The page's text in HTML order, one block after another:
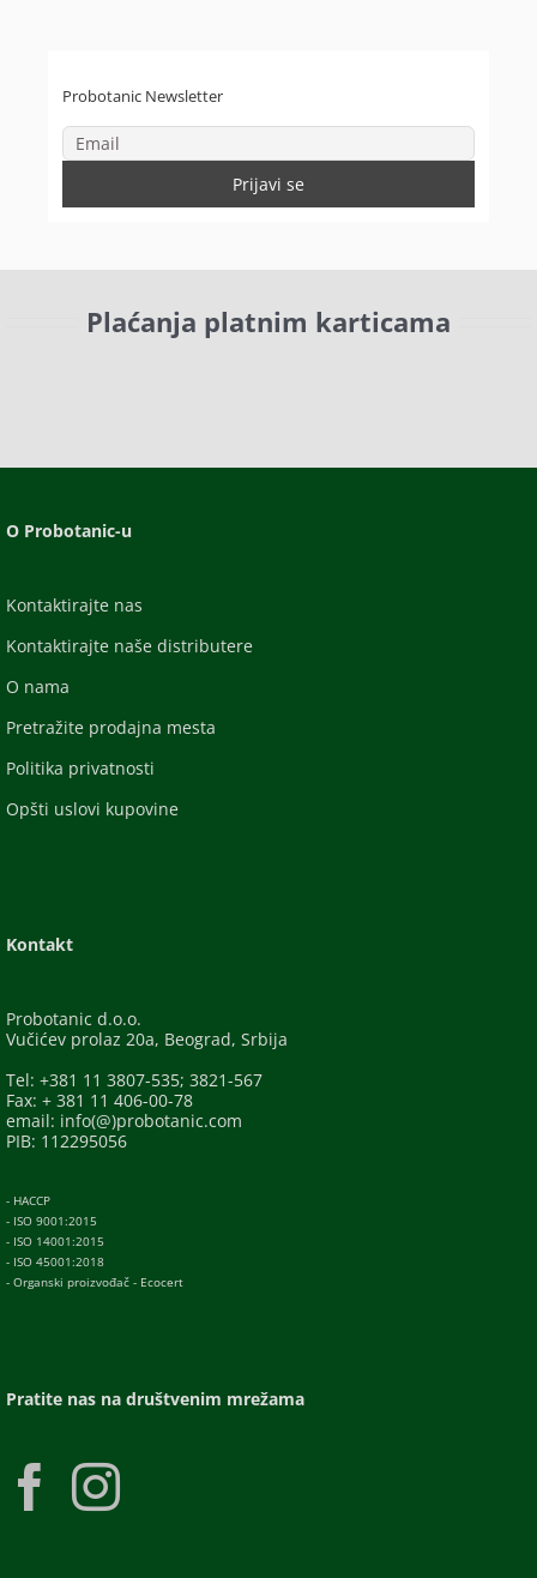
Probotanic Newsletter
Plaćanja platnim karticama
O Probotanic-u
Kontaktirajte nas
Kontaktirajte naše distributere
O nama
Pretražite prodajna mesta
Politika privatnosti
Opšti uslovi kupovine
Kontakt
Probotanic d.o.o.
Vučićev prolaz 20a, Beograd, Srbija
Tel: +381 11 3807-535; 3821-567
Fax: + 381 11 406-00-78
email: info(@)probotanic.com
PIB: 112295056
- HACCP
- ISO 9001:2015
- ISO 14001:2015
- ISO 45001:2018
- Organski proizvođač - Ecocert
Pratite nas na društvenim mrežama